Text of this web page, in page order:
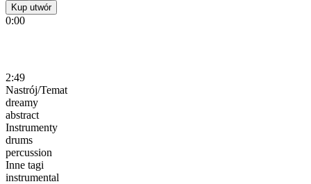
Kup utwór
0:00
2:49
Nastrój/Temat
dreamy
abstract
Instrumenty
drums
percussion
Inne tagi
instrumental